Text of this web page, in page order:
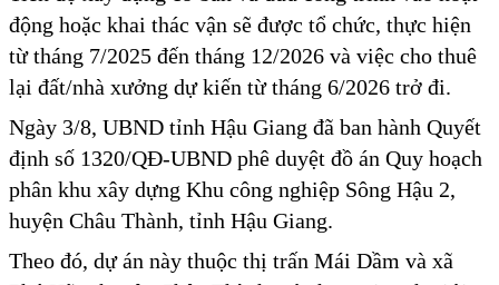
động hoặc khai thác vận sẽ được tổ chức, thực hiện
từ tháng 7/2025 đến tháng 12/2026 và việc cho thuê
lại đất/nhà xưởng dự kiến từ tháng 6/2026 trở đi.
Ngày 3/8, UBND tỉnh Hậu Giang đã ban hành Quyết
định số 1320/QĐ-UBND phê duyệt đồ án Quy hoạch
phân khu xây dựng Khu công nghiệp Sông Hậu 2,
huyện Châu Thành, tỉnh Hậu Giang.
Theo đó, dự án này thuộc thị trấn Mái Dầm và xã